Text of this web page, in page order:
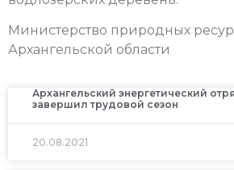
Министерство природных
Архангельской области
Архангельский энергетический
завершил трудовой сезон
20.08.2021